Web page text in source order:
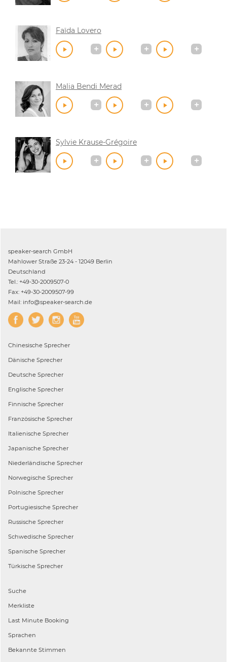
Faïda Lovero
Malia Bendi Merad
Sylvie Krause-Grégoire
speaker-search GmbH
Mahlower Straße 23-24 - 12049 Berlin
Deutschland
Tel.: +49-30-2009507-0
Fax: +49-30-2009507-99
Mail: info@speaker-search.de
Chinesische Sprecher
Dänische Sprecher
Deutsche Sprecher
Englische Sprecher
Finnische Sprecher
Französische Sprecher
Italienische Sprecher
Japanische Sprecher
Niederländische Sprecher
Norwegische Sprecher
Polnische Sprecher
Portugiesische Sprecher
Russische Sprecher
Schwedische Sprecher
Spanische Sprecher
Türkische Sprecher
Suche
Merkliste
Last Minute Booking
Sprachen
Bekannte Stimmen